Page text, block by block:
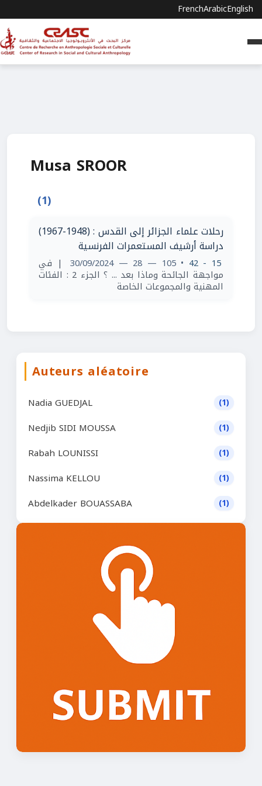
FrenchArabicEnglish
Musa SROOR
(1)
رحلات علماء الجزائر إلى القدس : (1948-1967)
دراسة أرشيف المستعمرات الفرنسية
15 - 42
• 105 — 28 — 30/09/2024 | في
مواجهة الجائحة وماذا بعد ... ؟ ‏الجزء 2 : الفئات
المهنية والمجموعات الخاصة ‏‎‎
Auteurs aléatoire
Nadia GUEDJAL (1)
Nedjib SIDI MOUSSA (1)
Rabah LOUNISSI (1)
Nassima KELLOU (1)
Abdelkader BOUASSABA (1)